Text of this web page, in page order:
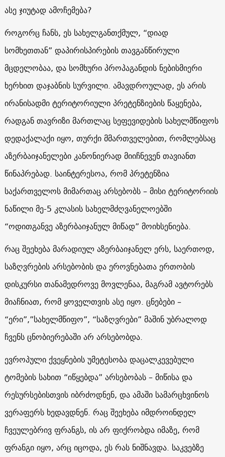
ასე ჯიუტად ამოჩემება?
როგორც ჩანს, ეს სახელგანთქმულ, “დიად
სომხეთთან” დაპირისპირების თავგანწირული
მცდელობაა, და სომხური პროპაგანდის ნებისმიერი
ხერხით დაჯაბნის სურვილი. ამავდროულად, ეს არის
ირანისადმი ტერიტორიული პრეტენზიების წაყენება,
რადგან თავრიზი მართლაც სეფევიდების სახელმწიფოს
დედაქალაქი იყო, თურქი მმართველებით, რომლებსაც
აზერბაიჯანელები კანონიერად მიიჩნევენ თავიანთ
წინაპრებად. საინტერესოა, რომ პრეტენზია
საქართველოს მიმართაც არსებობს – მისი ტერიტორიის
ნაწილი მე-5 კლასის სახელმძღვანელოებში
“ოდითგანვე აზერბაიჯანულ მიწად” მოიხსენიება.
რაც შეეხება მარადიულ აზერბაიჯანელ ერს, საერთოდ,
საზღვრების არსებობის და ეროვნებათა ერთობის
დისკურსი თანამედროვე მოვლენაა, მაგრამ ავტორებს
მიაჩნიათ, რომ ყოველთვის ასე იყო. ცნებები –
“ერი”,”სახელმწიფო”, “საზღვრები” მაშინ უბრალოდ
ჩვენს ცნობიერებაში არ არსებობდა.
ევროპული ქვეყნების უმეტესობა დაცალკევებული
ტომების სახით “იწყებდა” არსებობას – მიწისა და
რესურსებისთვის იბრძოდნენ, და ამაში სამარცხვინოს
ვერაფერს ხედავდნენ. რაც შეეხება იმდროინდელ
ჩვეულებრივ ფრანგს, ის არ ფიქრობდა იმაზე, რომ
ფრანგი იყო, არც იცოდა, ეს რას ნიშნავდა. საკვებზე